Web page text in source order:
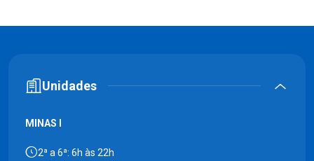
Unidades
MINAS I
2ª a 6ª: 6h às 22h